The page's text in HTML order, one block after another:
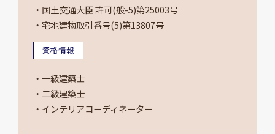
・国土交通大臣 許可(般-5)第25003号
・宅地建物取引番号(5)第13807号
資格情報
・一級建築士
・二級建築士
・インテリアコーディネーター